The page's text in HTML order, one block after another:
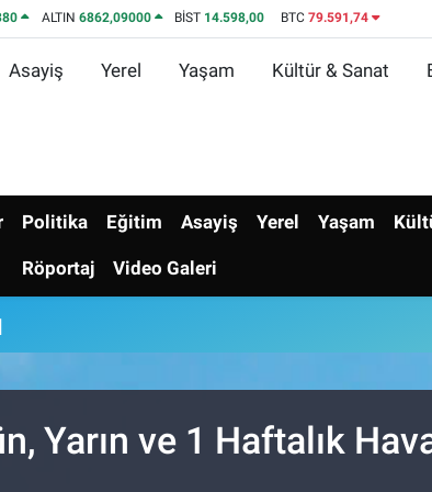
ALTIN 6862,09000 BİST 14.598,00 BTC 79.591,74
Asayiş Yerel Yaşam Kültür & Sanat
Politika Eğitim Asayiş Yerel Yaşam
Röportaj Video Galeri
Yarın ve 1 Haftalık